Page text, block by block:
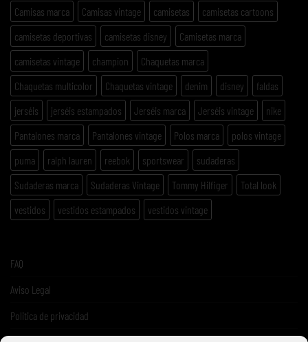
Camisas marca
Camisas vintage camisetas
camisetas cartoons
camisetas deportivas
camisetas disney
Camisetas marca
camisetas vintage
champion
Chaquetas marca
Chaquetas multicolor
Chaquetas vintage denim disney
faldas
jerséis
jerséis estampados Jerséis marca Jerséis vintage
nike
Pantalones marca
Pantalones vintage Polos marca
polos vintage
puma
ralph lauren reebok sportswear
sudaderas
Sudaderas marca
Sudaderas Vintage Tommy Hilfiger
Total look
vestidos
vestidos estampados vestidos vintage
FAQ
Aviso Legal
Politica de privacidad